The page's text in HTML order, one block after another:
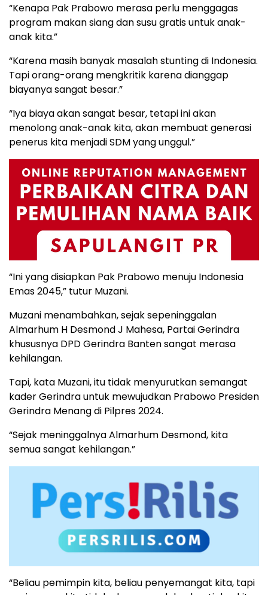
“Kenapa Pak Prabowo merasa perlu menggagas
program makan siang dan susu gratis untuk anak-
anak kita.”
“Karena masih banyak masalah stunting di Indonesia.
Tapi orang-orang mengkritik karena dianggap
biayanya sangat besar.”
“Iya biaya akan sangat besar, tetapi ini akan
menolong anak-anak kita, akan membuat generasi
penerus kita menjadi SDM yang unggul.”
“Ini yang disiapkan Pak Prabowo menuju Indonesia
Emas 2045,” tutur Muzani.
Muzani menambahkan, sejak sepeninggalan
Almarhum H Desmond J Mahesa, Partai Gerindra
khususnya DPD Gerindra Banten sangat merasa
kehilangan.
Tapi, kata Muzani, itu tidak menyurutkan semangat
kader Gerindra untuk mewujudkan Prabowo Presiden
Gerindra Menang di Pilpres 2024.
“Sejak meninggalnya Almarhum Desmond, kita
semua sangat kehilangan.”
“Beliau pemimpin kita, beliau penyemangat kita, tapi